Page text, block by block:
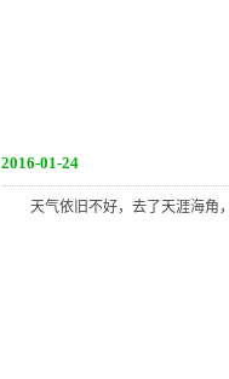
2016-01-24
天气依旧不好，去了天涯海角，